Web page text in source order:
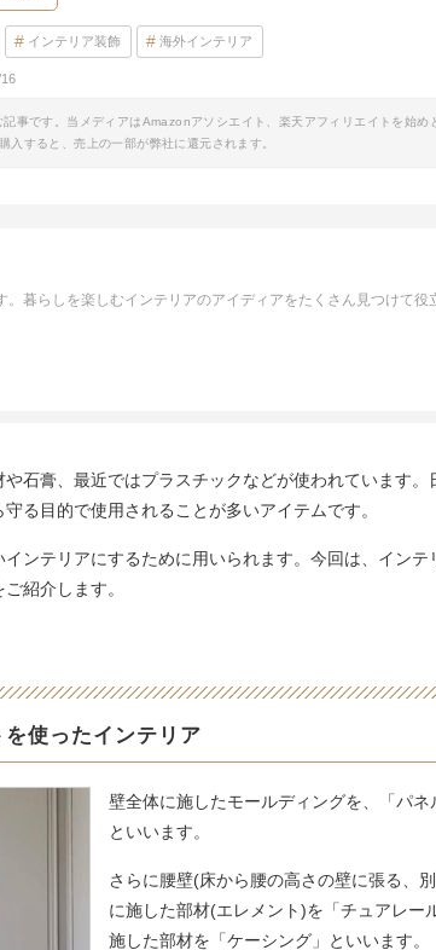
インテリア装飾 海外インテリア
事です。当メディアはAmazonアソシエイト、楽天アフィリエイトを始
入すると、売上の一部が弊社に還元されます。
。暮らしを楽しむインテリアのアイディアをたくさん見つけて役
石膏、最近ではプラスチックなどが使われています。
る目的で使用されることが多いアイテムです。
ンテリアにするために用いられます。今回は、インテ
紹介します。
使ったインテリア
壁全体に施したモールディングを、「パネ
といいます。
さらに腰壁(床から腰の高さの壁に張る、
に施した部材(エレメント)を「チュアレー
施した部材を「ケーシング」といいます。